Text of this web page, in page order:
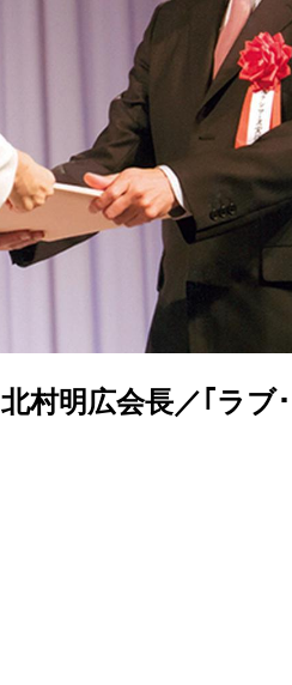
村明広会長／｢ラブ